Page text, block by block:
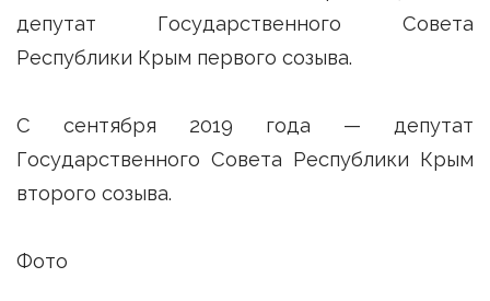
депутат Государственного Совета
Республики Крым первого созыва.
С сентября 2019 года — депутат
Государственного Совета Республики Крым
второго созыва.
Фото